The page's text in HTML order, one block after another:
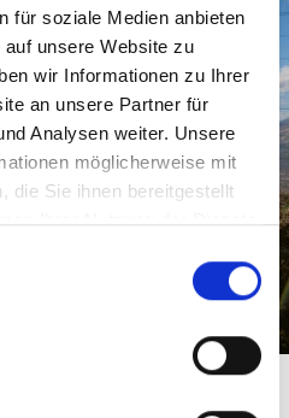
für soziale Medien anbieten
unsere Website zu
wir Informationen zu Ihrer
an unsere Partner für
Analysen weiter. Unsere
möglicherweise mit
die Sie ihnen bereitgestellt
Ihrer Nutzung der Dienste